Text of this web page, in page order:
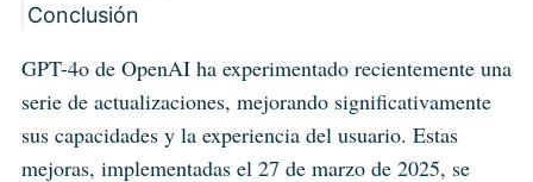
Conclusión
GPT-4o de OpenAI ha experimentado recientemente una
serie de actualizaciones, mejorando significativamente
sus capacidades y la experiencia del usuario. Estas
mejoras, implementadas el 27 de marzo de 2025, se